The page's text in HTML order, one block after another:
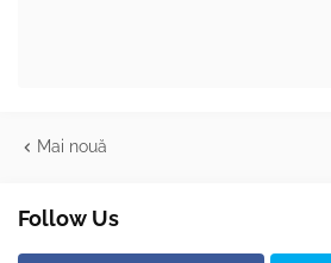
Mai nouă
Follow Us